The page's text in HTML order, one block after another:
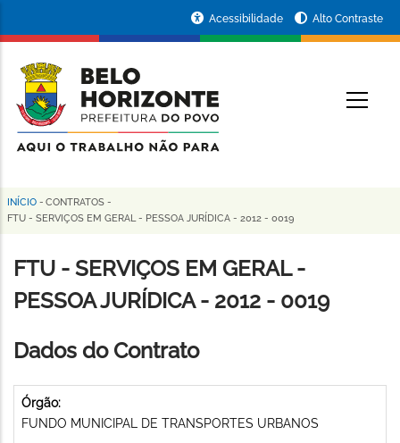
conteúdo
principal
da
Prefeitura
de
Horizonte
Acessibilidade Alto Contraste
Trilha
navegação
INÍCIO - CONTRATOS -
FTU - SERVIÇOS EM GERAL - PESSOA JURÍDICA - 2012 - 0019
FTU - SERVIÇOS EM GERAL -
PESSOA JURÍDICA - 2012 - 0019
Dados do Contrato
Órgão:
FUNDO MUNICIPAL DE TRANSPORTES URBANOS